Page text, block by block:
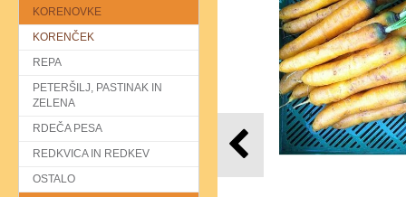
KORENOVKE
KORENČEK
REPA
PETERŠILJ, PASTINAK IN
ZELENA
RDEČA PESA
REDKVICA IN REDKEV
OSTALO